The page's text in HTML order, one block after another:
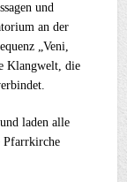
und
an der
„Veni,
Klangwelt, die
laden alle
Pfarrkirche